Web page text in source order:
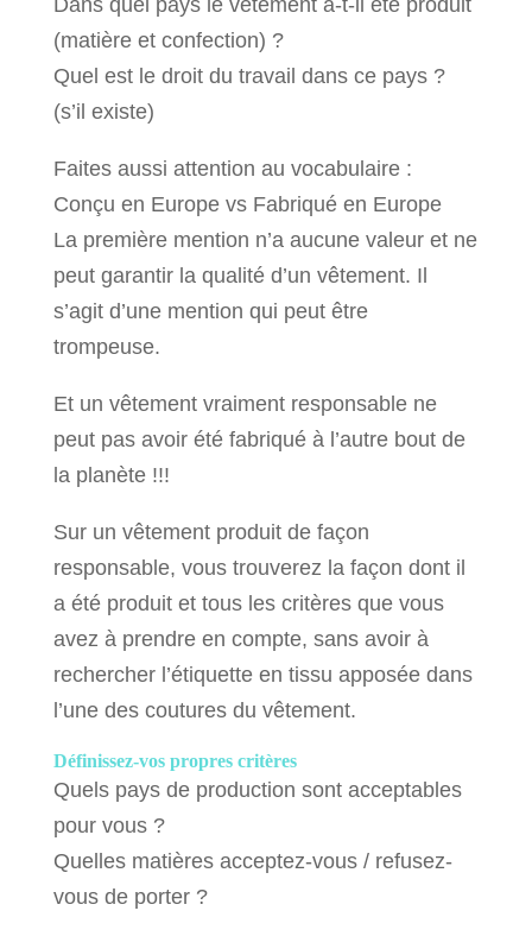
(matière et confection) ?
Quel est le droit du travail dans ce pays ?
(s’il existe)
Faites aussi attention au vocabulaire :
Conçu en Europe vs Fabriqué en Europe
La première mention n’a aucune valeur et ne
peut garantir la qualité d’un vêtement. Il
s’agit d’une mention qui peut être
trompeuse.
Et un vêtement vraiment responsable ne
peut pas avoir été fabriqué à l’autre bout de
la planète !!!
Sur un vêtement produit de façon
responsable, vous trouverez la façon dont il
a été produit et tous les critères que vous
avez à prendre en compte, sans avoir à
rechercher l’étiquette en tissu apposée dans
l’une des coutures du vêtement.
Définissez-vos propres critères
Quels pays de production sont acceptables
pour vous ?
Quelles matières acceptez-vous / refusez-
vous de porter ?